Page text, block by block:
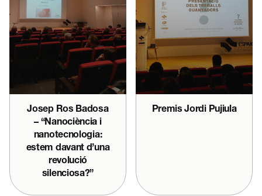
Josep Ros Badosa
– “Nanociència i
nanotecnologia:
estem davant d’una
revolució
silenciosa?”
Premis Jordi Pujiula